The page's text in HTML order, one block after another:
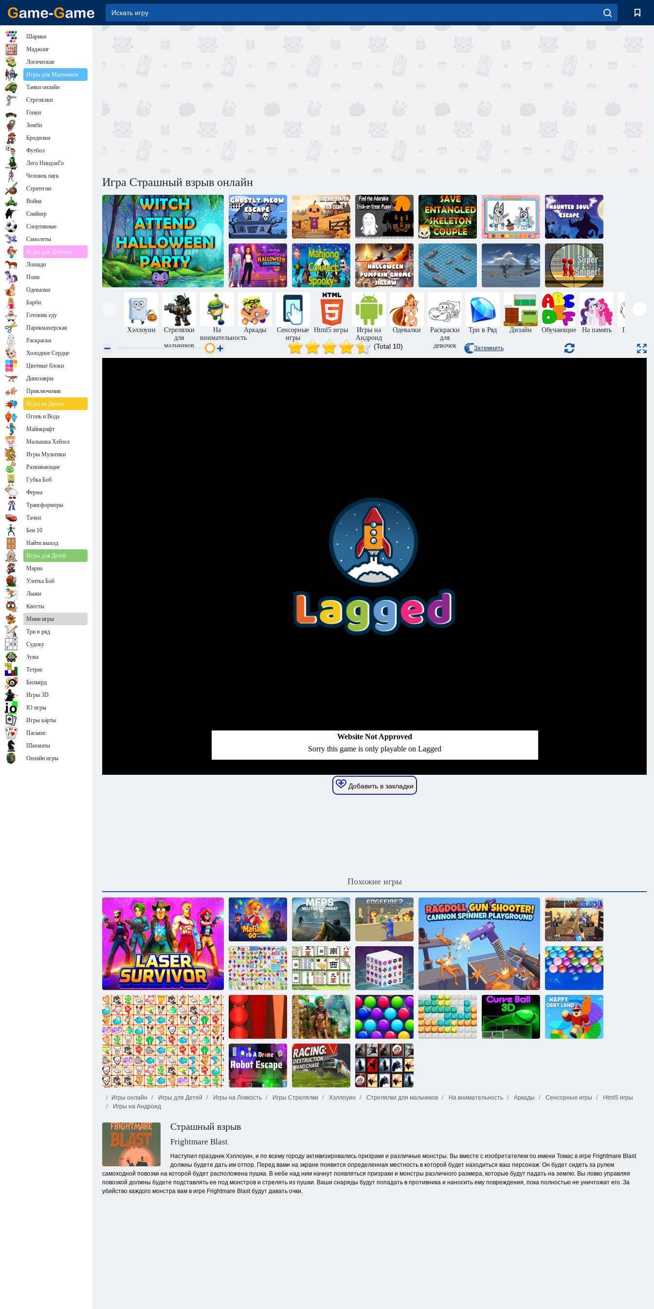
Игра Страшный взрыв онлайн
Побег из
призрачного
мяуканья
Побег с
тыквенного
поля
Найди
очаровательного
щенка,
выпрашивающего
сладости
Спасите
запутавшуюся
пару скелетов
Книжка
раскраска:
костюм Блуи на
Хэллоуин
Побег
призрачной
души
Кейпоп-
охотницы на
демонов:
Хэллоуинская
мода
Маджонг:
Жуткие
соединения
Хэллоуинский
тыквенный
гном Пазл
Война с
линкором
Воздушные
войны 2
Городской
снайпер: Супер
Снайпер!
Хэллоуин
Стрелялки
для
мальчиков
На
внимательность
Аркады
Сенсорные
игры
Html5 игры
Игры на
Андроид
Одевалки
Раскраски
для
девочек
Три в Ряд Дизайн Обучающие На память Прыжки
(Total 10) Затемнить
Добавить в закладки
Похожие игры
Выживший с лазером
Мафия вперёд
Мастер игры в
кости
Многопользовательский
шутер от
первого лица
Военный бой
Огонь на грани
2
Зомби Ярость:
Слияние 3D
Маджонг
Китайский
маджонг
Сказочные питомцы связь
Mаджонг
дименсионс
Бесконечные
пузыри
Классические
нарды
Сокровища
Монтесумы 2
Рождественский
выпуск:
Забавные
пузыри
Игры онлайн Игры для Детей Игры на Ловкость Игры Стрелялки Хэллоуин Стрелялки для мальчиков На внимательность Аркады Сенсорные игры
Html5 игры
Игры на Андроид
Страшный взрыв
Frightmare Blast
Наступил праздник Хэллоуин, и по всему городу активизировались призраки и различные монстры. Вы вместе с изобретателем по имени Томас в игре Frightmare Blast
должны будете дать им отпор. Перед вами на экране появится определенная местность в которой будет находиться ваш персонаж. Он будет сидеть за рулем
самоходной повозки на которой будет расположена пушка. В небе над ним начнут появляться призраки и монстры различного размера, которые будут падать на землю. Вы ловко управляя
повозкой должны будете подставлять ее под монстров и стрелять из пушки. Ваши снаряды будут попадать в противника и наносить ему повреждения, пока полностью не уничтожат его. За
убийство каждого монстра вам в игре Frightmare Blast будут давать очки.
Шарики
Маджонг
Логические
Игры для Мальчиков
Танки онлайн
Стрелялки
Гонки
Зомби
Бродилки
Футбол
Лего НиндзяГо
Человек паук
Стратегии
Война
Снайпер
Спортивные
Самолеты
Игры для Девочек
Лошади
Пони
Одевалки
Барби
Готовим еду
Парикмахерская
Раскраски
Холодное Сердце
Цветные блоки
Динозавры
Приключения
Игры на Двоих
Огонь и Вода
Майнкрафт
Малышка Хейзел
Игры Мультики
Развивающие
Губка Боб
Ферма
Трансформеры
Тачки
Бен 10
Найти выход
Игры для Детей
Марио
Улитка Боб
Лыжи
Квесты
Мини игры
Три в ряд
Судоку
Зума
Тетрис
Бильярд
Игры 3D
IO игры
Игры карты
Пасьянс
Шахматы
Онлайн игры